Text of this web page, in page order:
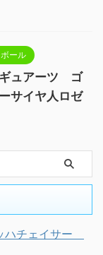
ール
ギュアーツ ゴ
サイヤ人ロゼ
ハチェイサー